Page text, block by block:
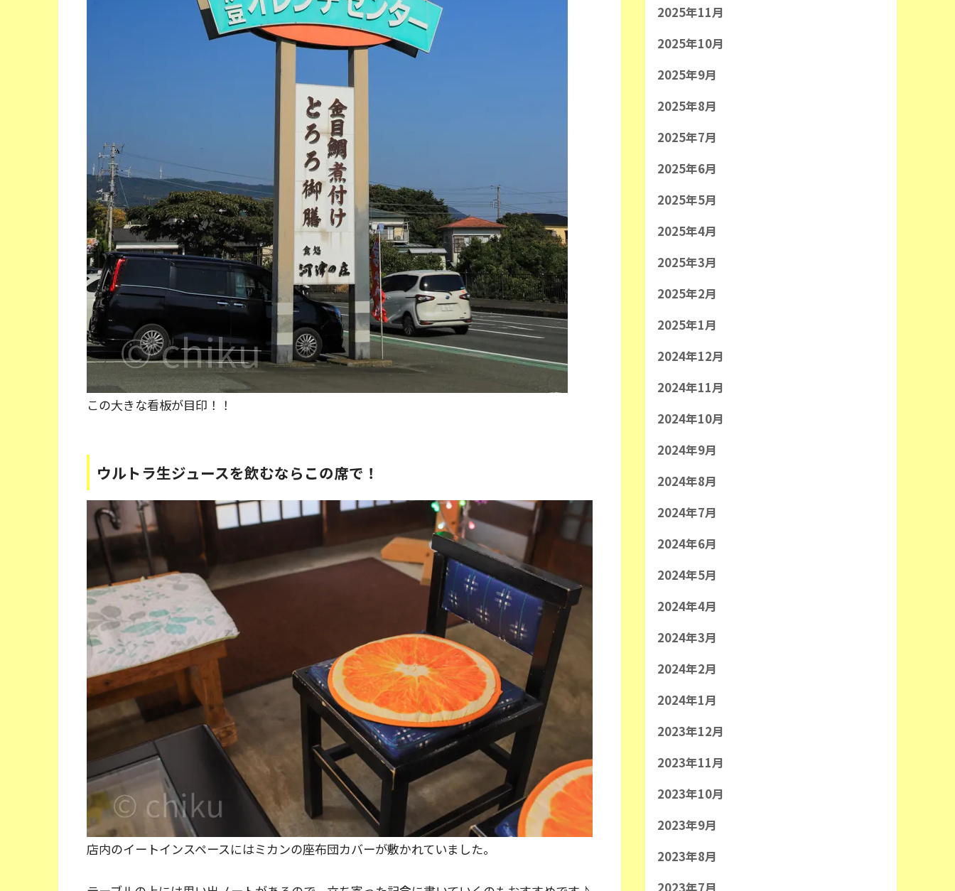
この大きな看板が目印！！
ウルトラ生ジュースを飲むならこの席で！
店内のイートインスペースにはミカンの座布団カバーが敷かれていました。
2025年11月
2025年10月
2025年9月
2025年8月
2025年7月
2025年6月
2025年5月
2025年4月
2025年3月
2025年2月
2025年1月
2024年12月
2024年11月
2024年10月
2024年9月
2024年8月
2024年7月
2024年6月
2024年5月
2024年4月
2024年3月
2024年2月
2024年1月
2023年12月
2023年11月
2023年10月
2023年9月
2023年8月
2023年7月